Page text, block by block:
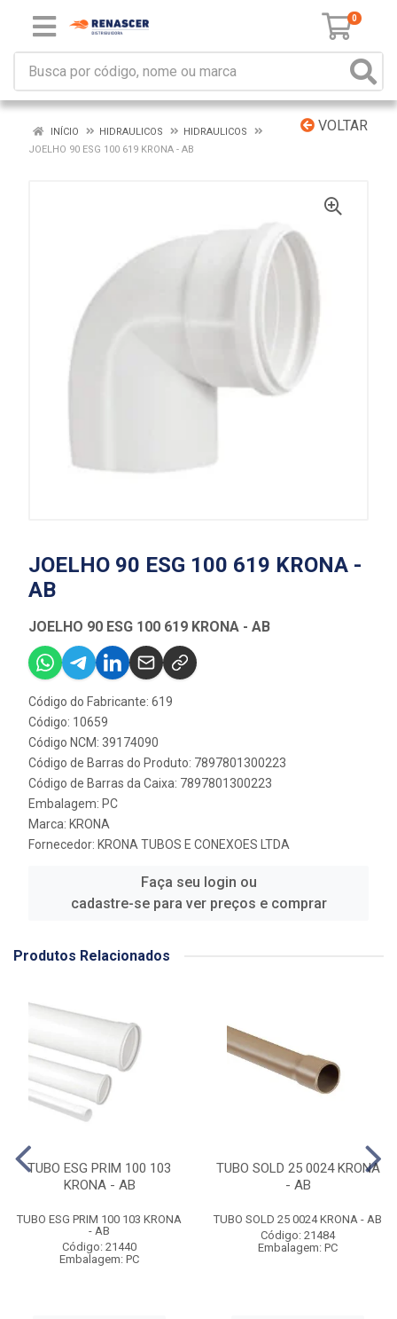
0
VOLTAR
INÍCIO HIDRAULICOS
HIDRAULICOS
JOELHO 90 ESG 100 619 KRONA - AB
JOELHO 90 ESG 100 619 KRONA -
AB
JOELHO 90 ESG 100 619 KRONA - AB
Código do Fabricante: 619
Código: 10659
Código NCM: 39174090
Código de Barras do Produto: 7897801300223
Código de Barras da Caixa: 7897801300223
Embalagem: PC
Marca: KRONA
Fornecedor: KRONA TUBOS E CONEXOES LTDA
Faça seu login ou
cadastre-se para ver preços e comprar
Produtos Relacionados
TUBO ESG PRIM 100 103
KRONA - AB
TUBO ESG PRIM 100 103 KRONA
- AB
Código: 21440
Embalagem: PC
TUBO SOLD 25 0024 KRONA
- AB
TUBO SOLD 25 0024 KRONA - AB
Código: 21484
Embalagem: PC